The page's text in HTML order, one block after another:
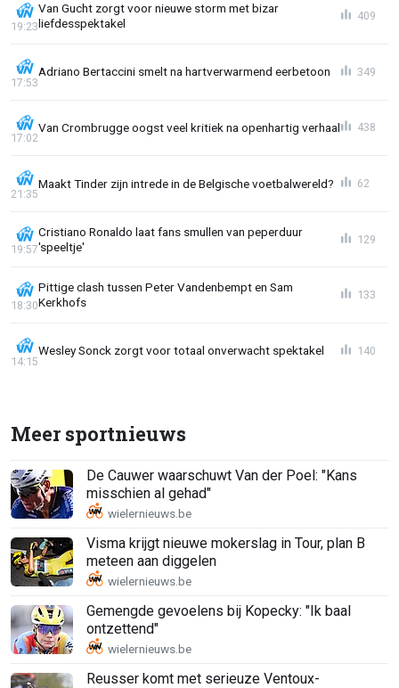
Van Gucht zorgt voor nieuwe storm met bizar
liefdesspektakel
19:23
409
Adriano Bertaccini smelt na hartverwarmend eerbetoon
17:53
349
Van Crombrugge oogst veel kritiek na openhartig verhaal
17:02
438
Maakt Tinder zijn intrede in de Belgische voetbalwereld?
21:35
62
Cristiano Ronaldo laat fans smullen van peperduur
'speeltje'
19:57
129
Pittige clash tussen Peter Vandenbempt en Sam
Kerkhofs
18:30
133
Wesley Sonck zorgt voor totaal onverwacht spektakel
14:15
140
Meer sportnieuws
De Cauwer waarschuwt Van der Poel: "Kans
misschien al gehad"
Visma krijgt nieuwe mokerslag in Tour, plan B
meteen aan diggelen
Gemengde gevoelens bij Kopecky: "Ik baal
ontzettend"
Reusser komt met serieuze Ventoux-